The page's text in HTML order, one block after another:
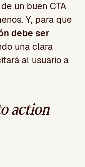
un buen CTA
Y, para que
debe ser
una clara
al usuario a
action